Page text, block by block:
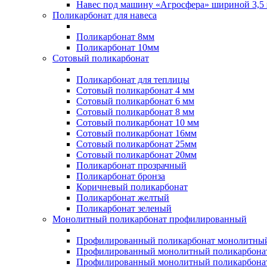
Навес под машину «Агросфера» шириной 3,5
Поликарбонат для навеса
Поликарбонат 8мм
Поликарбонат 10мм
Сотовый поликарбонат
Поликарбонат для теплицы
Сотовый поликарбонат 4 мм
Сотовый поликарбонат 6 мм
Сотовый поликарбонат 8 мм
Сотовый поликарбонат 10 мм
Сотовый поликарбонат 16мм
Сотовый поликарбонат 25мм
Сотовый поликарбонат 20мм
Поликарбонат прозрачный
Поликарбонат бронза
Коричневый поликарбонат
Поликарбонат желтый
Поликарбонат зеленый
Монолитный поликарбонат профилированный
Профилированный поликарбонат
Профилированный монолитный
Профилированный монолитный